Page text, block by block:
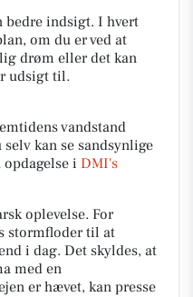
indsigt. I hvert
om du er ved at
drøm eller det kan
udsigt til.
vandstand
kan se sandsynlige
opdagelse i DMI's
oplevelse. For
stormfloder til at
i dag. Det skyldes, at
med en
er hævet, kan presse